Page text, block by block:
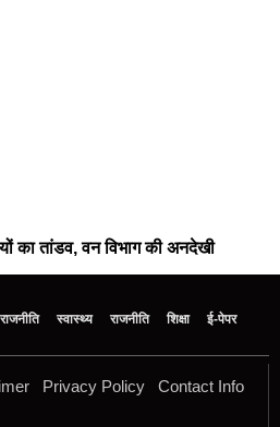
का तांडव, वन विभाग की अनदेखी
राजनीति स्वास्थ्य राजनीति शिक्षा ई-पेपर
Privacy Policy
Contact Info